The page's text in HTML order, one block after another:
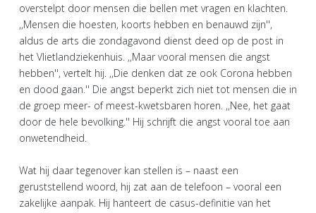
overstelpt door mensen die bellen met vragen en klachten.
,,Mensen die hoesten, koorts hebben en benauwd zijn'',
aldus de arts die zondagavond dienst deed op de post in
het Vlietlandziekenhuis. ,,Maar vooral mensen die angst
hebben'', vertelt hij. ,,Die denken dat ze ook Corona hebben
en dood gaan.'' Die angst beperkt zich niet tot mensen die in
de groep meer- of meest-kwetsbaren horen. ,,Nee, het gaat
door de hele bevolking.'' Hij schrijft die angst vooral toe aan
onwetendheid.
Wat hij daar tegenover kan stellen is – naast een
geruststellend woord, hij zat aan de telefoon – vooral een
zakelijke aanpak. Hij hanteert de casus-definitie van het